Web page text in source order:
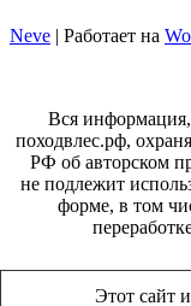
Neve | Работает на
Вся информация,
походвлес.рф,
РФ об авторском
не подлежит
форме, в том
Этот сайт